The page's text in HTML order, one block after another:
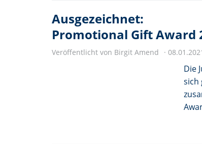
Ausgezeichnet:
Promotional Gift Award
Veröffentlicht von Birgit Amend
Die
sich